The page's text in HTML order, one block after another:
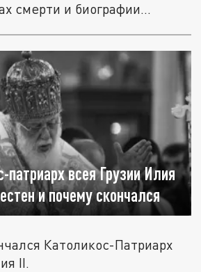
смерти и биографии...
патриарх всея Грузии Илия
и почему скончался
Католикос-Патриарх
II.